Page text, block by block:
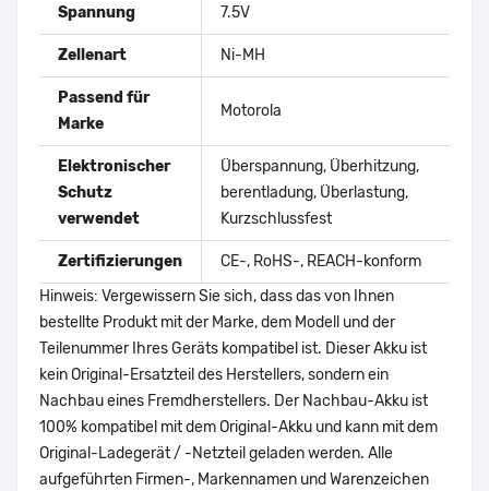
Spannung 7.5V
Zellenart Ni-MH
Passend für
Marke
Motorola
Elektronischer
Schutz
verwendet
Überspannung, Überhitzung,
berentladung, Überlastung,
Kurzschlussfest
Zertifizierungen
CE-, RoHS-, REACH-konform
Hinweis: Vergewissern Sie sich, dass das von Ihnen
bestellte Produkt mit der Marke, dem Modell und der
Teilenummer Ihres Geräts kompatibel ist. Dieser Akku ist
kein Original-Ersatzteil des Herstellers, sondern ein
Nachbau eines Fremdherstellers. Der Nachbau-Akku ist
100% kompatibel mit dem Original-Akku und kann mit dem
Original-Ladegerät / -Netzteil geladen werden. Alle
aufgeführten Firmen-, Markennamen und Warenzeichen